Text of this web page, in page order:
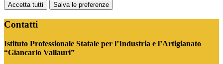
Accetta tutti Salva le preferenze
Contatti
Istituto Professionale Statale per l’Industria e l’Artigianato
“Giancarlo Vallauri”